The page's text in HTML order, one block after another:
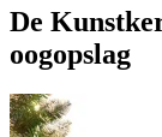
De
oogopslag